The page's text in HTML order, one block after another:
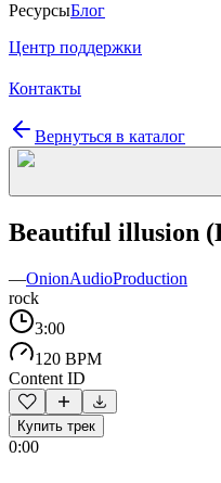
РесурсыБлог
Центр поддержки
Контакты
Вернуться в каталог
Beautiful illusion
—OnionAudioProduction
rock
3:00
120 BPM
Content ID
Купить трек
0:00